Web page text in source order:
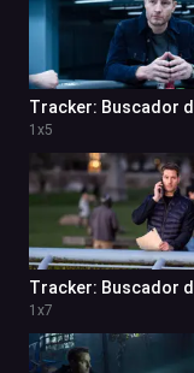
1 x5
1 x7